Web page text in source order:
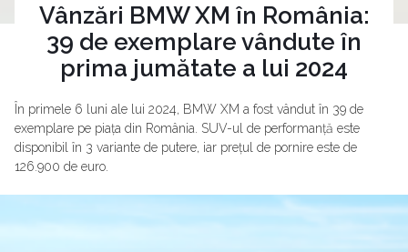
Vânzări BMW XM în România:
39 de exemplare vândute în
prima jumătate a lui 2024
În primele 6 luni ale lui 2024, BMW XM a fost vândut în 39 de
exemplare pe piața din România. SUV-ul de performanță este
disponibil în 3 variante de putere, iar prețul de pornire este de
126.900 de euro.